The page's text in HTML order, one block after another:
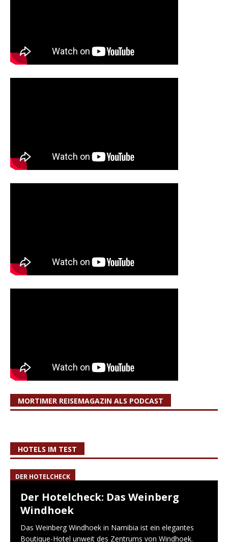
MORTIMER REISEMAGAZIN ALS PODCAST
HOTELS IM TEST
DER HOTELCHECK
Der Hotelcheck: Das Weinberg
Windhoek
Das Weinberg Windhoek in Namibia ist ein elegantes
Boutique-Hotel unweit des Zentrums von Windhoek.